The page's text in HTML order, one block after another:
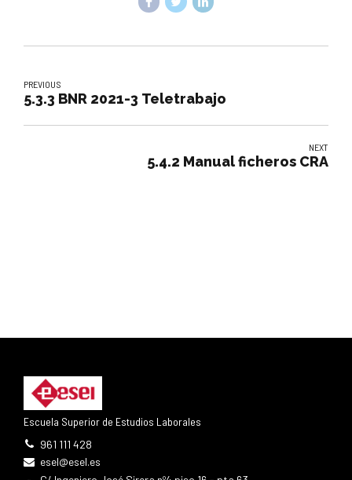
PREVIOUS
5.3.3 BNR 2021-3 Teletrabajo
NEXT
5.4.2 Manual ficheros CRA
Escuela Superior de Estudios Laborales
961 111 428
esel@esel.es